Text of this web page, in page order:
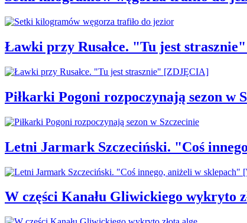
Ławki przy Rusałce. "Tu jest
Piłkarki Pogoni rozpoczynają sezon w
Letni Jarmark Szczeciński. "Coś
W części Kanału Gliwickiego wykryto